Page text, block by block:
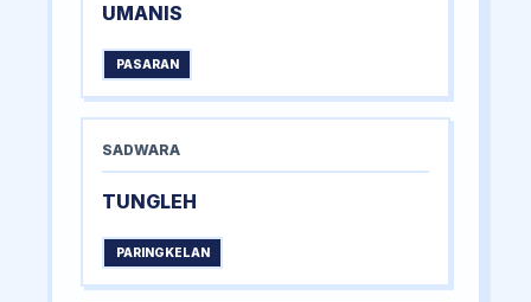
UMANIS
PASARAN
SADWARA
TUNGLEH
PARINGKELAN